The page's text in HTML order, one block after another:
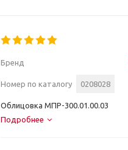
Бренд
Номер по каталогу 0208028
Облицовка МПР-300.01.00.03
Подробнее